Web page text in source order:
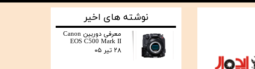
نوشته های اخیر
معرفی دوربین Canon
EOS C500 Mark II
۲۸ تیر ۰۵